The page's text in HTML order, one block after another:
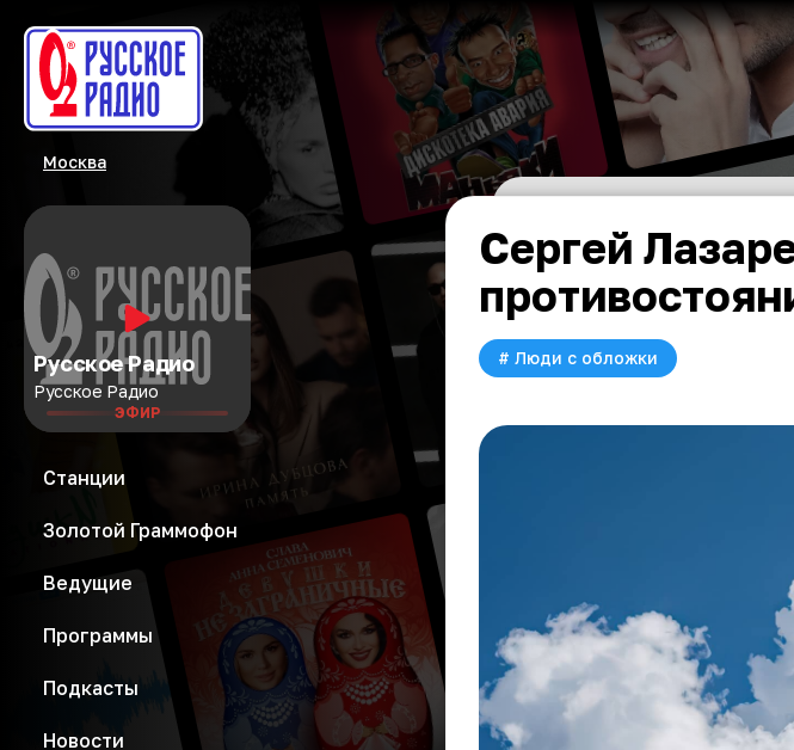
Москва
Русское Радио
Русское Радио
ЭФИР
Станции
Золотой Граммофон
Ведущие
Программы
Подкасты
Новости
Сергей
# Люди с обложки